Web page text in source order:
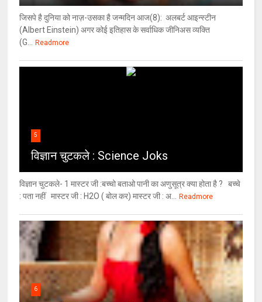
जिसपे है दुनिया को नाज़-उसका है जन्मदिन आज(8): अलबर्ट आइन्स्टीन
(Albert Einstein) अगर कोई इतिहास के सर्वाधिक जीनिअस व्यक्ति
(G...
Readmore
5
विज्ञान चुटकले : Science Joks
विज्ञान चुटकले- 1 मास्टर जी :बच्चो बताओ पानी का अणुसूत्र क्या होता है ? बच्चे
: पता नहीं मास्टर जी : H2O ( बोल कर) मास्टर जी : अ...
Readmore
6